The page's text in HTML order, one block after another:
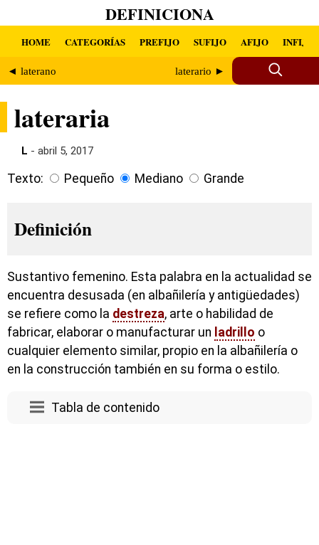
DEFINICIONA
HOME CATEGORÍAS PREFIJO SUFIJO AFIJO INFIJO
◄ laterano laterario ►
lateraria
L - abril 5, 2017
Texto: Pequeño Mediano Grande
Definición
Sustantivo femenino. Esta palabra en la actualidad se
encuentra desusada (en albañilería y antigüedades)
se refiere como la destreza, arte o habilidad de
fabricar, elaborar o manufacturar un ladrillo o
cualquier elemento similar, propio en la albañilería o
en la construcción también en su forma o estilo.
Tabla de contenido